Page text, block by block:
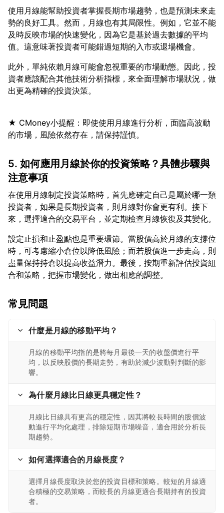
使用月線能幫助投資者掌握長期市場趨勢，也是預測未來走
勢的良好工具。然而，月線也有其局限性。例如，它並不能
及時反映市場的快速變化，因為它是基於過去數據的平均
此外，單純依賴月線可能會忽視重要的市場動態。因此，投
資者應該配合其他技術分析指標，來全面理解市場狀況，做
★ CMoney小提醒：即使使用月線進行分析，面臨高波動
5. 如何應用月線於你的投資策略？具體步驟與
注意事項
在使用月線制定投資策略時，首先應確定自己是屬於哪一類
投資者，如果是長期投資者，則月線對你會更有利。接下
設定止損和止盈點也是重要環節。當股價高於月線的支撐位
時，可考慮縮小倉位以降低風險；而若股價進一步走高，則
盡量保持持倉以提高收益潛力。最後，按期重新評估投資組
常見問題
什麼是月線的移動平均？
月線的移動平均指的是將每月最後一天的收盤價進行平
均，以反映股價的長期走勢，有助於減少波動對判斷的影
響。
為什麼月線比日線更具穩定性？
月線比日線具有更高的穩定性，因其將較長時間的股價波
動進行平均化處理，排除短期市場噪音，適合用於分析長
期趨勢。
如何選擇適合的月線長度？
選擇月線長度取決於您的投資目標和策略。較短的月線適
合積極的交易策略，而較長的月線更適合長期持有的投資
者。